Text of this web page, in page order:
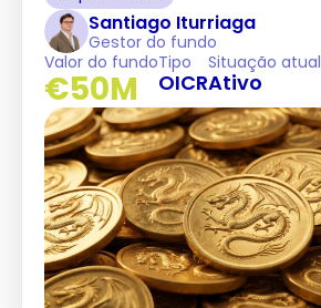
Santiago Iturriaga
Gestor do fundo
Valor do fundo
€50M
Tipo
OICR
Situação atual
Ativo